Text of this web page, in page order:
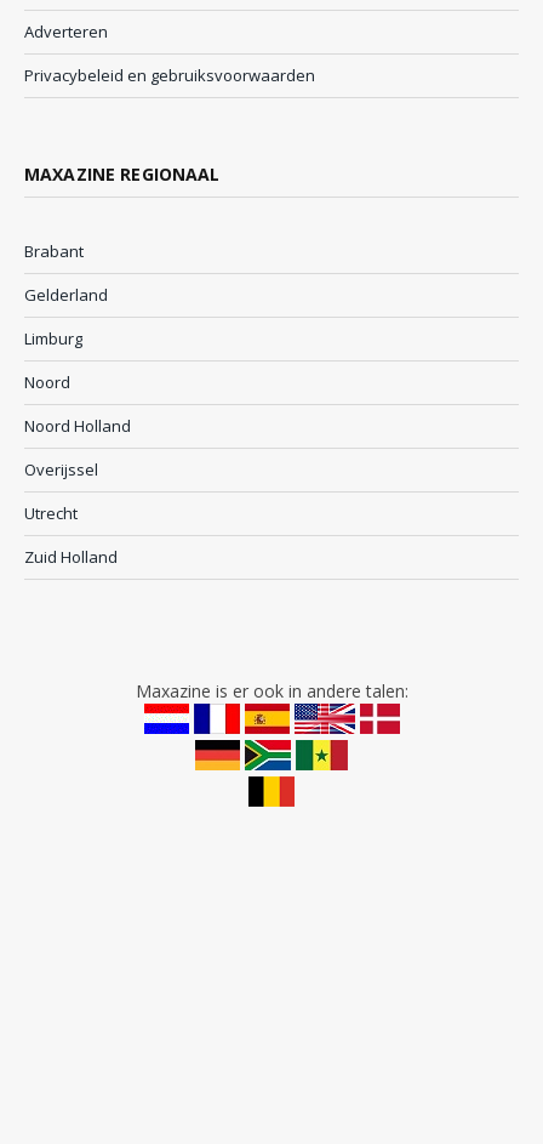
Adverteren
Privacybeleid en gebruiksvoorwaarden
MAXAZINE REGIONAAL
Brabant
Gelderland
Limburg
Noord
Noord Holland
Overijssel
Utrecht
Zuid Holland
Maxazine is er ook in andere talen: